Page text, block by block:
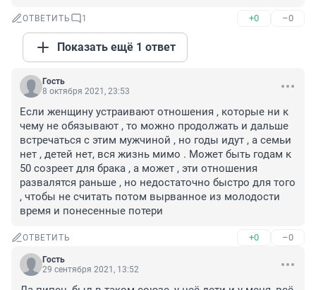
ОТВЕТИТЬ 1 +0 –0
Показать ещё 1 ответ
Гость
8 октября 2021, 23:53
Если женщину устраивают отношения , которые ни к
чему не обязывают , то можно продолжать и дальше
встречаться с этим мужчиной , но годы идут , а семьи
нет , детей нет, вся жизнь мимо . Может быть годам к
50 созреет для брака , а может , эти отношения
развалятся раньше , но недостаточно быстро для того
, чтобы не считать потом вырванное из молодости
время и понесенные потери
ОТВЕТИТЬ +0 –0
Гость
29 сентября 2021, 13:52